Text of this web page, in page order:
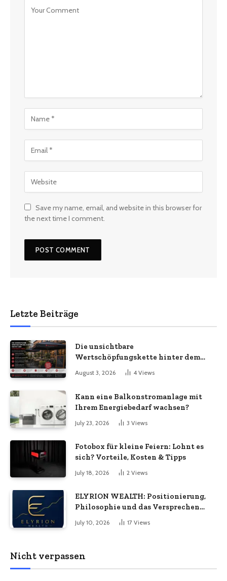
Save my name, email, and website in this browser for
the next time I comment.
Letzte Beiträge
Die unsichtbare
Wertschöpfungskette hinter dem
Sonnenschirm: Was Import-
Ökonomie, EU-Fertigung und
wirklich bedeuten
August 3, 2026 4 Views
Kann eine Balkonstromanlage mit
Ihrem Energiebedarf wachsen?
July 23, 2026 3 Views
Fotobox für kleine Feiern: Lohnt es
sich? Vorteile, Kosten & Tipps
July 18, 2026 2 Views
ELYRION WEALTH: Positionierung,
Philosophie und das Versprechen
langfristiger Stabilität
July 10, 2026 17 Views
Nicht verpassen